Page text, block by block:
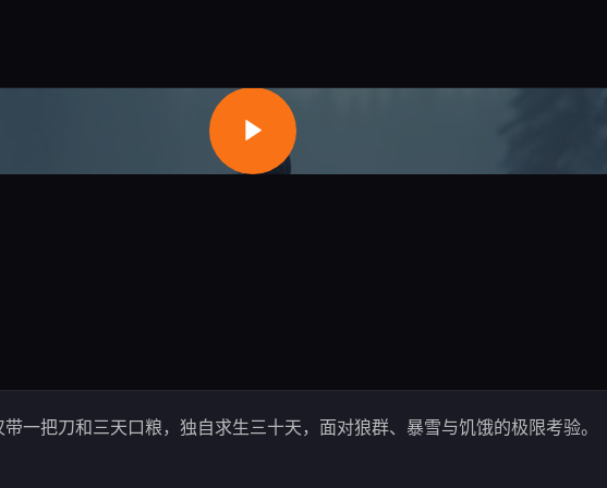
一把刀和三天口粮，独自求生三十天，面对狼群、暴雪与饥饿的极限考验。